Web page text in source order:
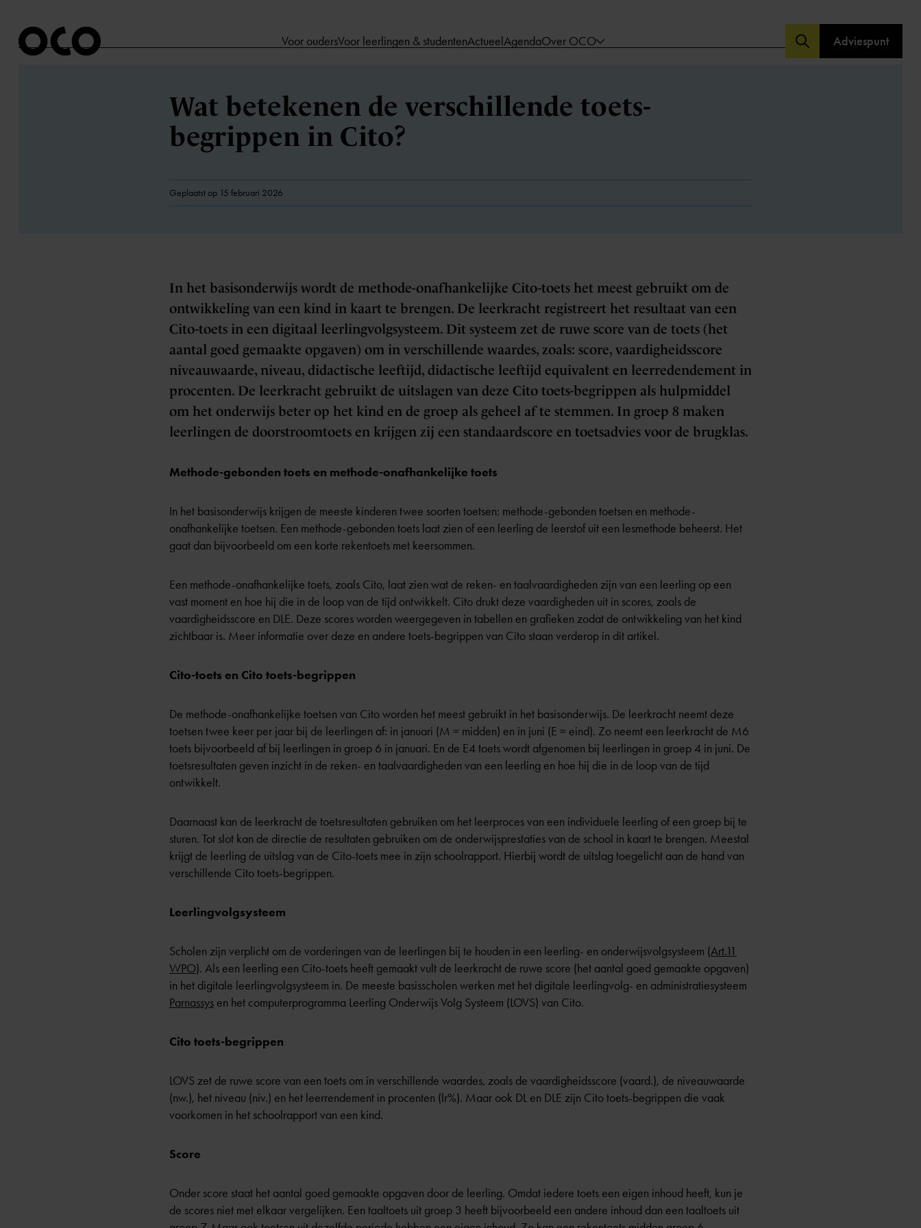
Voor oudersVoor leerlingen & studentenActueelAgendaOver OCO Adviespunt
Wat betekenen de verschillende toets-
begrippen in Cito?
Geplaatst op 15 februari 2026
In het basisonderwijs wordt de methode-onafhankelijke Cito-toets het meest gebruikt om de
ontwikkeling van een kind in kaart te brengen. De leerkracht registreert het resultaat van een
Cito-toets in een digitaal leerlingvolgsysteem. Dit systeem zet de ruwe score van de toets (het
aantal goed gemaakte opgaven) om in verschillende waardes, zoals: score, vaardigheidsscore
niveauwaarde, niveau, didactische leeftijd, didactische leeftijd equivalent en leerredendement in
procenten. De leerkracht gebruikt de uitslagen van deze Cito toets-begrippen als hulpmiddel
om het onderwijs beter op het kind en de groep als geheel af te stemmen. In groep 8 maken
leerlingen de doorstroomtoets en krijgen zij een standaardscore en toetsadvies voor de brugklas.
Methode-gebonden toets en methode-onafhankelijke toets
In het basisonderwijs krijgen de meeste kinderen twee soorten toetsen: methode-gebonden toetsen en methode-
onafhankelijke toetsen. Een methode-gebonden toets laat zien of een leerling de leerstof uit een lesmethode beheerst. Het
gaat dan bijvoorbeeld om een korte rekentoets met keersommen.
Een methode-onafhankelijke toets, zoals Cito, laat zien wat de reken- en taalvaardigheden zijn van een leerling op een
vast moment en hoe hij die in de loop van de tijd ontwikkelt. Cito drukt deze vaardigheden uit in scores, zoals de
vaardigheidsscore en DLE. Deze scores worden weergegeven in tabellen en grafieken zodat de ontwikkeling van het kind
zichtbaar is. Meer informatie over deze en andere toets-begrippen van Cito staan verderop in dit artikel.
Cito-toets en Cito toets-begrippen
De methode-onafhankelijke toetsen van Citoworden het meest gebruikt in het basisonderwijs. De leerkracht neemt deze
toetsen twee keer per jaar bij de leerlingen af: in januari (M = midden) en in juni (E = eind). Zo neemt een leerkracht de M6
toets bijvoorbeeld af bij leerlingen in groep 6 in januari. En de E4 toets wordt afgenomen bij leerlingen in groep 4 in juni. De
toetsresultaten geven inzicht in de reken- en taalvaardigheden van een leerling en hoe hij die in de loop van de tijd
ontwikkelt.
Daarnaast kan de leerkracht de toetsresultaten gebruiken om het leerproces van een individuele leerling of een groep bij te
sturen. Tot slot kan de directie de resultaten gebruiken om de onderwijsprestaties van de school in kaart te brengen. Meestal
krijgt de leerling de uitslag van de Cito-toets mee in zijn schoolrapport. Hierbij wordt de uitslag toegelicht aan de hand van
verschillende Cito toets-begrippen.
Leerlingvolgsysteem
Scholen zijn verplicht om de vorderingen van de leerlingen bij te houden in een leerling- en onderwijsvolgsysteem (Art.11
WPO). Als een leerling een Cito-toets heeft gemaakt vult de leerkracht de ruwe score (het aantal goed gemaakte opgaven)
in het digitale leerlingvolgsysteem in. De meeste basisscholen werken met het digitale leerlingvolg- en administratiesysteem
Parnassys en het computerprogramma Leerling Onderwijs Volg Systeem (LOVS) van Cito.
Cito toets-begrippen
LOVS zet de ruwe score van een toets om in verschillende waardes, zoals de vaardigheidsscore (vaard.), de niveauwaarde
(nw.), het niveau (niv.) en het leerrendement in procenten (lr%). Maar ook DL en DLE zijn Cito toets-begrippen die vaak
voorkomen in het schoolrapport van een kind.
Score
Onder score staat het aantal goed gemaakte opgaven door de leerling. Omdat iedere toets een eigen inhoud heeft, kun je
de scores niet met elkaar vergelijken. Een taaltoets uit groep 3 heeft bijvoorbeeld een andere inhoud dan een taaltoets uit